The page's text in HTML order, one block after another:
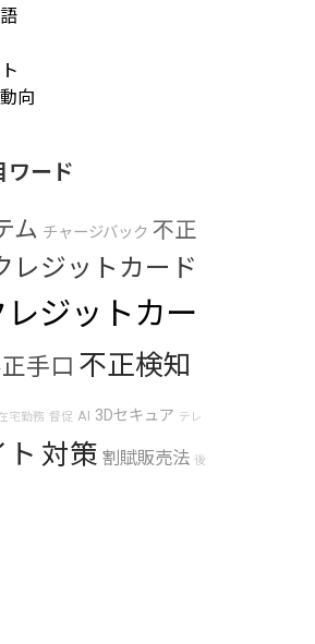
向
ワード
ム チャージバック 不正
レジットカード
レジットカー
手口 不正検知
宅勤務 督促 AI 3Dセキュア テレ
ト 対策 割賦販売法 後